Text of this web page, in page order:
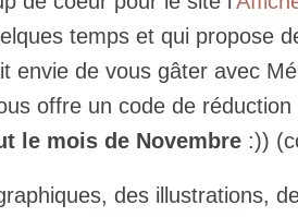
temps et qui propose
envie de vous gâter avec
offre un code de
le mois de Novembre :))
des illustrations,